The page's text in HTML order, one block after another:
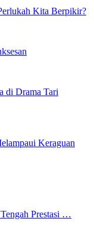
Kita Berpikir?
di Drama Tari
Keraguan
Prestasi …